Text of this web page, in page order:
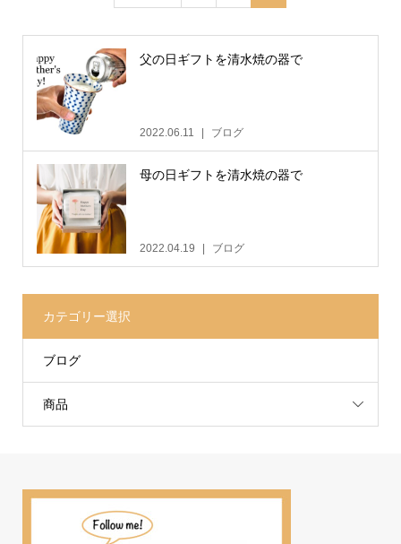
父の日ギフトを清水焼の器で
2022.06.11 ブログ
母の日ギフトを清水焼の器で
2022.04.19 ブログ
カテゴリー選択
ブログ
商品